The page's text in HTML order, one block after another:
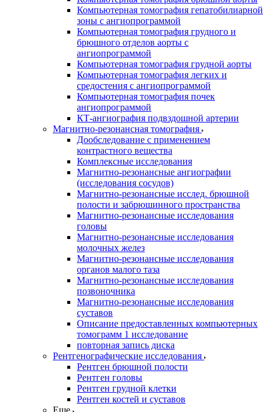
Компьютерная томография гепатобилиарной
зоны с ангиопрограммой
Компьютерная томография грудного и
брюшного отделов аорты с
ангиопрограммой
Компьютерная томография грудной аорты
Компьютерная томография легких и
средостения с ангиопрограммой
Компьютерная томография почек
ангиопрограммой
КТ-ангиография подвздошной артерии
Магнитно-резонансная томография
Дообследование с применением
контрастного вещества
Комплексные исследования
Магнитно-резонансные ангиографии
(исследования сосудов)
Магнитно-резонансные исслед. брюшной
полости и забрюшинного пространства
Магнитно-резонансные исследования
головы
Магнитно-резонансные исследования
молочных желез
Магнитно-резонансные исследования
органов малого таза
Магнитно-резонансные исследования
позвоночника
Магнитно-резонансные исследования
суставов
Описание предоставленных компьютерных
томограмм 1 исследование
повторная запись диска
Рентгенографические исследования
Рентген брюшной полости
Рентген головы
Рентген грудной клетки
Рентген костей и суставов
Еще